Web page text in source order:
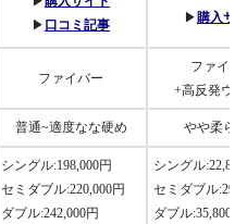
▶︎ 口コミ記事
▶︎ 購入サ
ファイバー
ファイバ
+高反発ウ
普通~適度なな硬め やや柔ら
シングル:198,000円
セミダブル:220,000円
ダブル:242,000円
シングル
セミダブル
ダブル:35,800円